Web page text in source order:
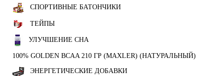
СПОРТИВНЫЕ БАТОНЧИКИ
ТЕЙПЫ
УЛУЧШЕНИЕ СНА
100% GOLDEN BCAA 210 ГР (MAXLER) (НАТУРАЛЬНЫЙ)
ЭНЕРГЕТИЧЕСКИЕ ДОБАВКИ